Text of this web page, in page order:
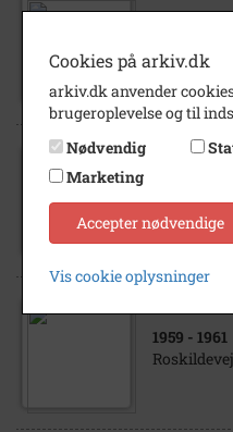
Roskildevej
1959 - 1961
Cookies på arkiv.dk
arkiv.dk anvender
brugeroplevelse og til
Nødvendig
Marketing
Accepter nødvendige
Vis cookie oplysninger